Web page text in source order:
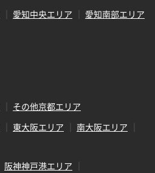
愛知中央エリア
愛知南部エリア
その他京都エリア
東大阪エリア
南大阪エリア
阪神神戸港エリア